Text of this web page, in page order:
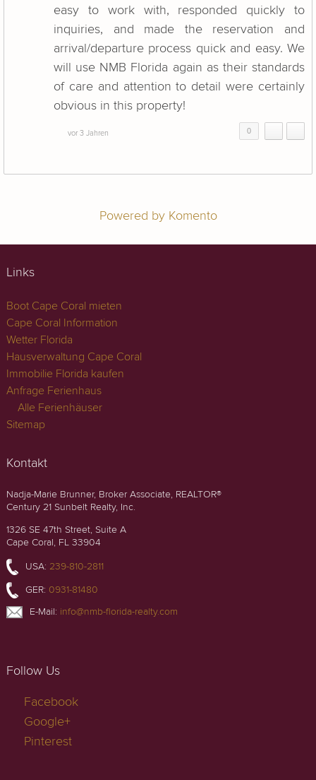
easy to work with, responded quickly to
inquiries, and made the reservation and
arrival/departure process quick and easy. We
will use NMB Florida again as their standards
of care and attention to detail were certainly
obvious in this property!
vor 3 Jahren 0
Powered by Komento
Links
Boot Cape Coral mieten
Cape Coral Information
Wetter Florida
Hausverwaltung Cape Coral
Immobilie Florida kaufen
Anfrage Ferienhaus
Alle Ferienhäuser
Sitemap
Kontakt
Nadja-Marie Brunner, Broker Associate, REALTOR®
Century 21 Sunbelt Realty, Inc.
1326 SE 47th Street, Suite A
Cape Coral, FL 33904
USA: 239-810-2811
GER: 0931-81480
E-Mail: info@nmb-florida-realty.com
Follow Us
Facebook
Google+
Pinterest